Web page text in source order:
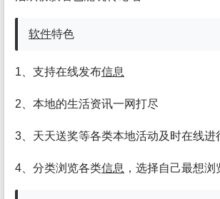
软件特色
1、支持在线发布信息
2、本地的生活资讯一网打尽
3、天天送奖等各类本地活动及时在线进
4、分类浏览各类信息 ，选择自己最想